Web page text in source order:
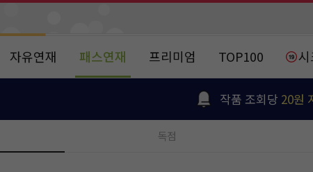
자유연재 패스연재 프리미엄 TOP100 시
작품 조회당 20원
독점